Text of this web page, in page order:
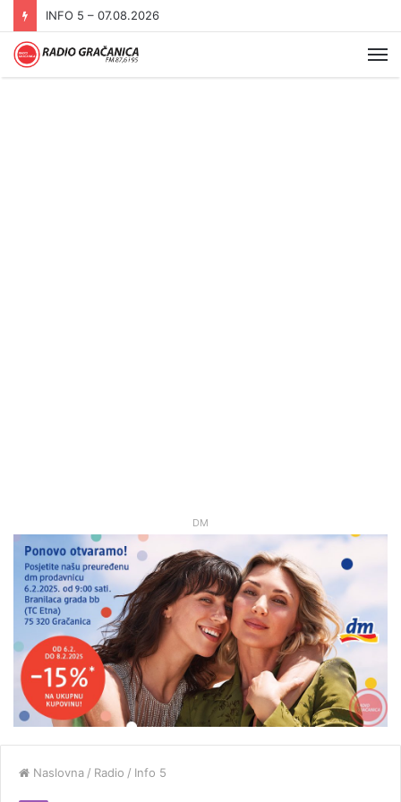
INFO 5 – 07.08.2026
DM
Naslovna / Radio / Info 5